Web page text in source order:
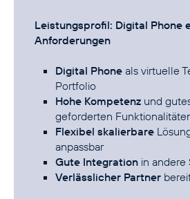
Leistungsprofil: Digital Phone
Anforderungen
Digital Phone als virtuelle
Portfolio
Hohe Kompetenz und
geforderten
Flexibel skalierbare
anpassbar
Gute Integration in andere
Verlässlicher Partner